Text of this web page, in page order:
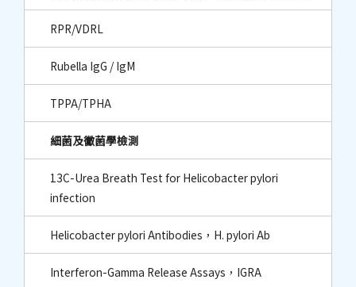
RPR/VDRL
Rubella IgG / IgM
TPPA/TPHA
細菌及黴菌學檢測
13C-Urea Breath Test for Helicobacter pylori
infection
Helicobacter pylori Antibodies，H. pylori Ab
Interferon-Gamma Release Assays，IGRA